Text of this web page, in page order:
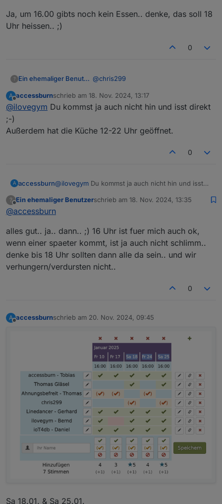
Ja, um 16.00 gibts noch kein Essen.. denke, das soll 18
Uhr heissen.. ;)
0
? Ein ehemaliger Benutzer @chris299
Ja, um 16.00 gibts noch kein Essen..
denke, das soll 18 Uhr heissen.. ;)
A
Offline
accessburnschrieb am 18. Nov. 2024, 13:17
zuletzt editiert von
@ilovegym Du kommst ja auch nicht hin und isst direkt
;-)
Außerdem hat die Küche 12-22 Uhr geöffnet.
0
A accessburn@ilovegym Du kommst ja auch nicht hin und isst
Außerdem hat die Küche 12-22 Uhr geöffnet.
? Ein ehemaliger Benutzerschrieb am 18. Nov. 2024, 13:35
zuletzt editiert von
@accessburn
alles gut.. ja.. dann.. ;) 16 Uhr ist fuer mich auch ok,
wenn einer spaeter kommt, ist ja auch nicht schlimm..
denke bis 18 Uhr sollten dann alle da sein.. und wir
verhungern/verdursten nicht..
0
A accessburnschrieb am 20. Nov. 2024, 09:45
zuletzt editiert von
Sa 18.01. & Sa 25.01.